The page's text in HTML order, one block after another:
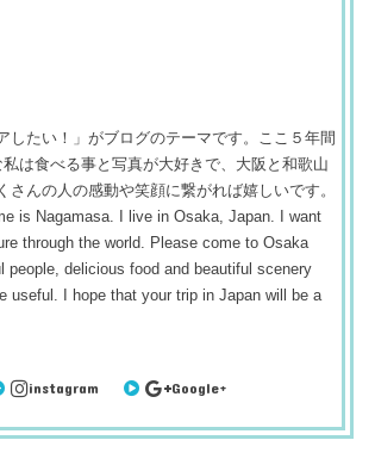
したい！」がブログのテーマです。ここ５年間
は食べる事と写真が大好きで、大阪と和歌山
んの人の感動や笑顔に繋がれば嬉しいです。
is Nagamasa. I live in Osaka, Japan. I want
through the world. Please come to Osaka
people, delicious food and beautiful scenery
useful. I hope that your trip in Japan will be a
instagram Google+